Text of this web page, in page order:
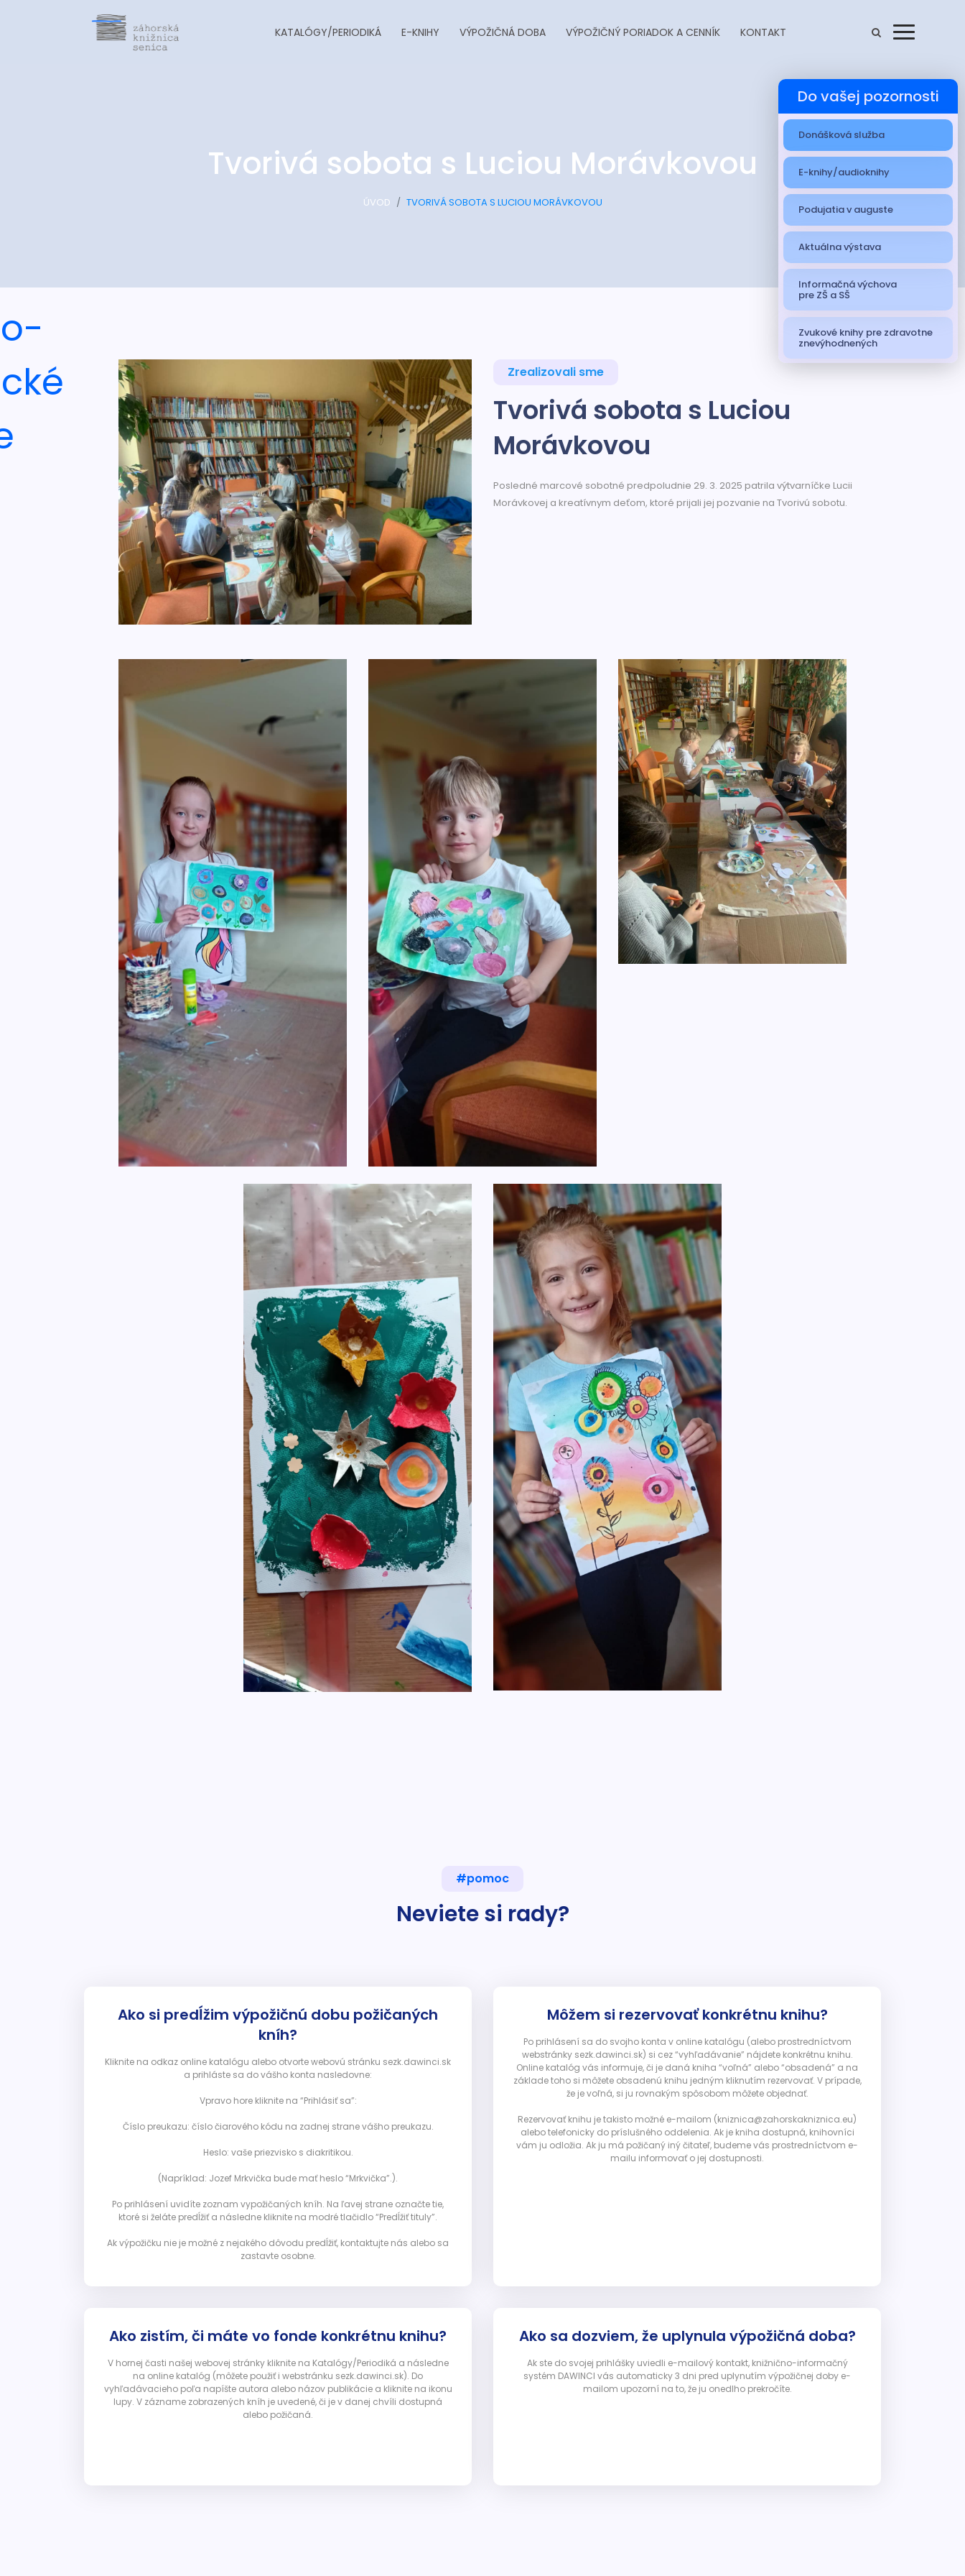
KATALÓGY/PERIODIKÁ E-KNIHY VÝPOŽIČNÁ DOBA VÝPOŽIČNÝ PORIADOK A CENNÍK KONTAKT
Tvorivá sobota s Luciou Morávkovou
ÚVOD TVORIVÁ SOBOTA S LUCIOU MORÁVKOVOU
Zrealizovali sme
Tvorivá sobota s Luciou
Morávkovou
Posledné marcové sobotné predpoludnie 29. 3. 2025 patrila výtvarníčke Lucii
Morávkovej a kreatívnym deťom, ktoré prijali jej pozvanie na Tvorivú sobotu.
#pomoc
Neviete si rady?
Ako si predĺžim výpožičnú dobu požičaných
kníh?
Kliknite na odkaz online katalógu alebo otvorte webovú stránku sezk.dawinci.sk
a prihláste sa do vášho konta nasledovne:
Vpravo hore kliknite na “Prihlásiť sa”:
Číslo preukazu: číslo čiarového kódu na zadnej strane vášho preukazu.
Heslo: vaše priezvisko s diakritikou.
(Napríklad: Jozef Mrkvička bude mať heslo “Mrkvička”.).
Po prihlásení uvidíte zoznam vypožičaných kníh. Na ľavej strane označte tie,
ktoré si želáte predĺžiť a následne kliknite na modré tlačidlo “Predĺžiť tituly”.
Ak výpožičku nie je možné z nejakého dôvodu predĺžiť, kontaktujte nás alebo sa
zastavte osobne.
Môžem si rezervovať konkrétnu knihu?
Po prihlásení sa do svojho konta v online katalógu (alebo prostredníctvom
webstránky sezk.dawinci.sk) si cez “vyhľadávanie” nájdete konkrétnu knihu.
Online katalóg vás informuje, či je daná kniha “voľná” alebo “obsadená” a na
základe toho si môžete obsadenú knihu jedným kliknutím rezervovať. V prípade,
že je voľná, si ju rovnakým spôsobom môžete objednať.
Rezervovať knihu je takisto možné e-mailom (kniznica@zahorskakniznica.eu)
alebo telefonicky do príslušného oddelenia. Ak je kniha dostupná, knihovníci
vám ju odložia. Ak ju má požičaný iný čitateľ, budeme vás prostredníctvom e-
mailu informovať o jej dostupnosti.
Ako zistím, či máte vo fonde konkrétnu knihu?
V hornej časti našej webovej stránky kliknite na Katalógy/Periodiká a následne
na online katalóg (môžete použiť i webstránku sezk.dawinci.sk). Do
vyhľadávacieho poľa napíšte autora alebo názov publikácie a kliknite na ikonu
lupy. V zázname zobrazených kníh je uvedené, či je v danej chvíli dostupná
alebo požičaná.
Ako sa dozviem, že uplynula výpožičná doba?
Ak ste do svojej prihlášky uviedli e-mailový kontakt, knižnično-informačný
systém DAWINCI vás automaticky 3 dni pred uplynutím výpožičnej doby e-
mailom upozorní na to, že ju onedlho prekročíte.
Do vašej pozornosti
Donášková služba
E-knihy/audioknihy
Podujatia v auguste
Aktuálna výstava
Informačná výchova
pre ZŠ a SŠ
Zvukové knihy pre zdravotne
znevýhodnených